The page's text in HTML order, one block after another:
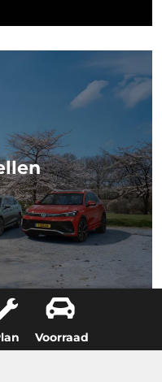
Voorraad